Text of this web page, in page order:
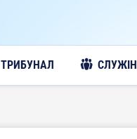
ТРИБУНАЛ